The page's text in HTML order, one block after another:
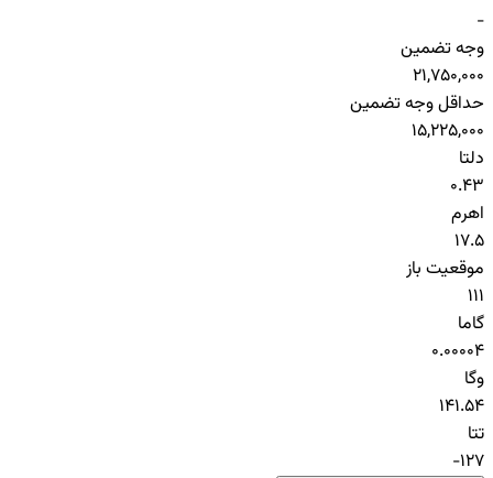
-
وجه تضمین
21,750,000
حداقل وجه تضمین
15,225,000
دلتا
0.43
اهرم
17.5
موقعیت باز
111
گاما
0.00004
وگا
141.54
تتا
-127